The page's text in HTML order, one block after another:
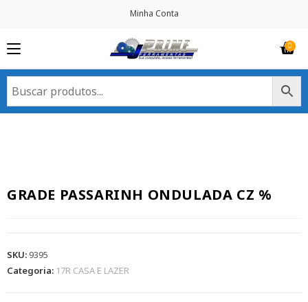
Minha Conta
GRADE PASSARINH ONDULADA CZ %
SKU:9395
Categoria: 17R CASA E LAZER